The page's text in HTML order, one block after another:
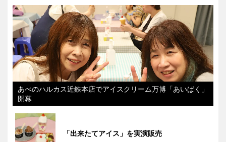
あべのハルカス近鉄本店でアイスクリーム万博「あいぱく」
開幕
「出来たてアイス」を実演販売